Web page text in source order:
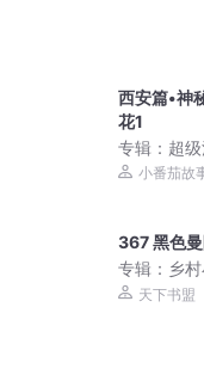
西安篇•神
花1
专辑： 超
长世界宝藏
小番茄故
367 黑色
专辑： 乡
有声剧|VIP
天下书盟